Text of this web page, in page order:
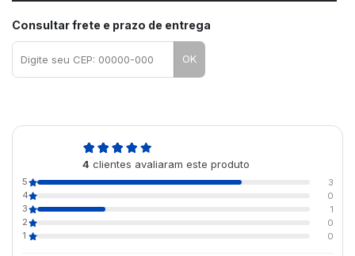
Consultar frete e prazo de entrega
OK
4 clientes avaliaram este produto
5
3
4
0
3
1
2
0
1
0